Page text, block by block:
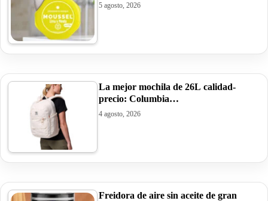
5 agosto, 2026
La mejor mochila de 26L calidad-
precio: Columbia…
4 agosto, 2026
Freidora de aire sin aceite de gran